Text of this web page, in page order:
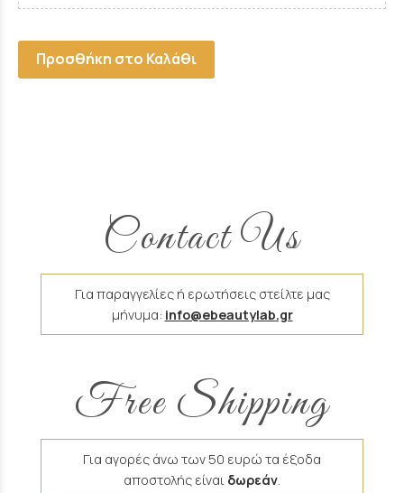
Προσθήκη στο Καλάθι
Contact Us
Για παραγγελίες ή ερωτήσεις στείλτε μας
μήνυμα: info@ebeautylab.gr
Free Shipping
Για αγορές άνω των 50 ευρώ τα έξοδα
αποστολής είναι δωρεάν